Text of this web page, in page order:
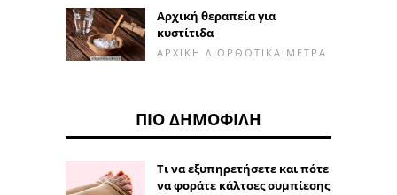
Αρχική θεραπεία για
κυστίτιδα
ΑΡΧΙΚΉ ΔΙΟΡΘΩΤΙΚΆ ΜΈΤΡΑ
ΠΙΟ ΔΗΜΟΦΙΛΉ
Τι να εξυπηρετήσετε και πότε
να φοράτε κάλτσες συμπίεσης